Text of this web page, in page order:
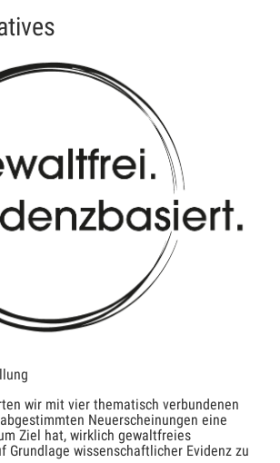
wir mit vier thematisch verbundenen
Neuerscheinungen eine
Ziel hat, wirklich gewaltfreies
Grundlage wissenschaftlicher Evidenz zu